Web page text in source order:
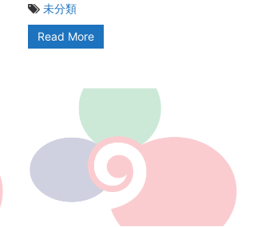
未分類
Read More